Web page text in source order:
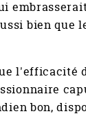
bien que
l'efficacité
bon,